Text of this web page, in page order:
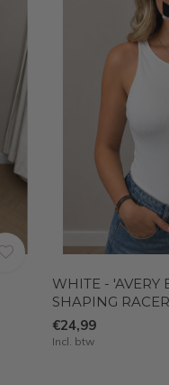
WHITE - 'AVERY
SHAPING
€24,99
Incl. btw